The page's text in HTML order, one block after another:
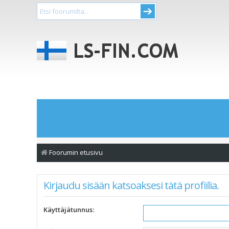
Foorumin etusivu
Kirjaudu sisään katsoaksesi tätä profiilia.
Käyttäjätunnus: